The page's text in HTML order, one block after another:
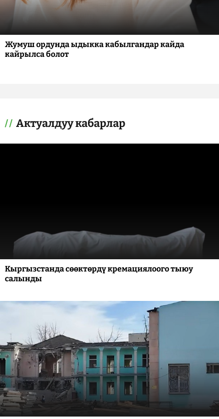
Жумуш ордунда ыдыкка кабылгандар кайда
кайрылса болот
Актуалдуу кабарлар
Кыргызстанда сөөктөрдү кремациялоого тыюу
салынды